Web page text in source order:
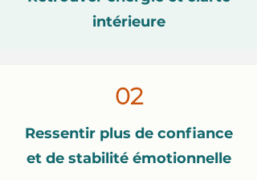
intérieure
02
Ressentir plus de confiance
et de stabilité émotionnelle